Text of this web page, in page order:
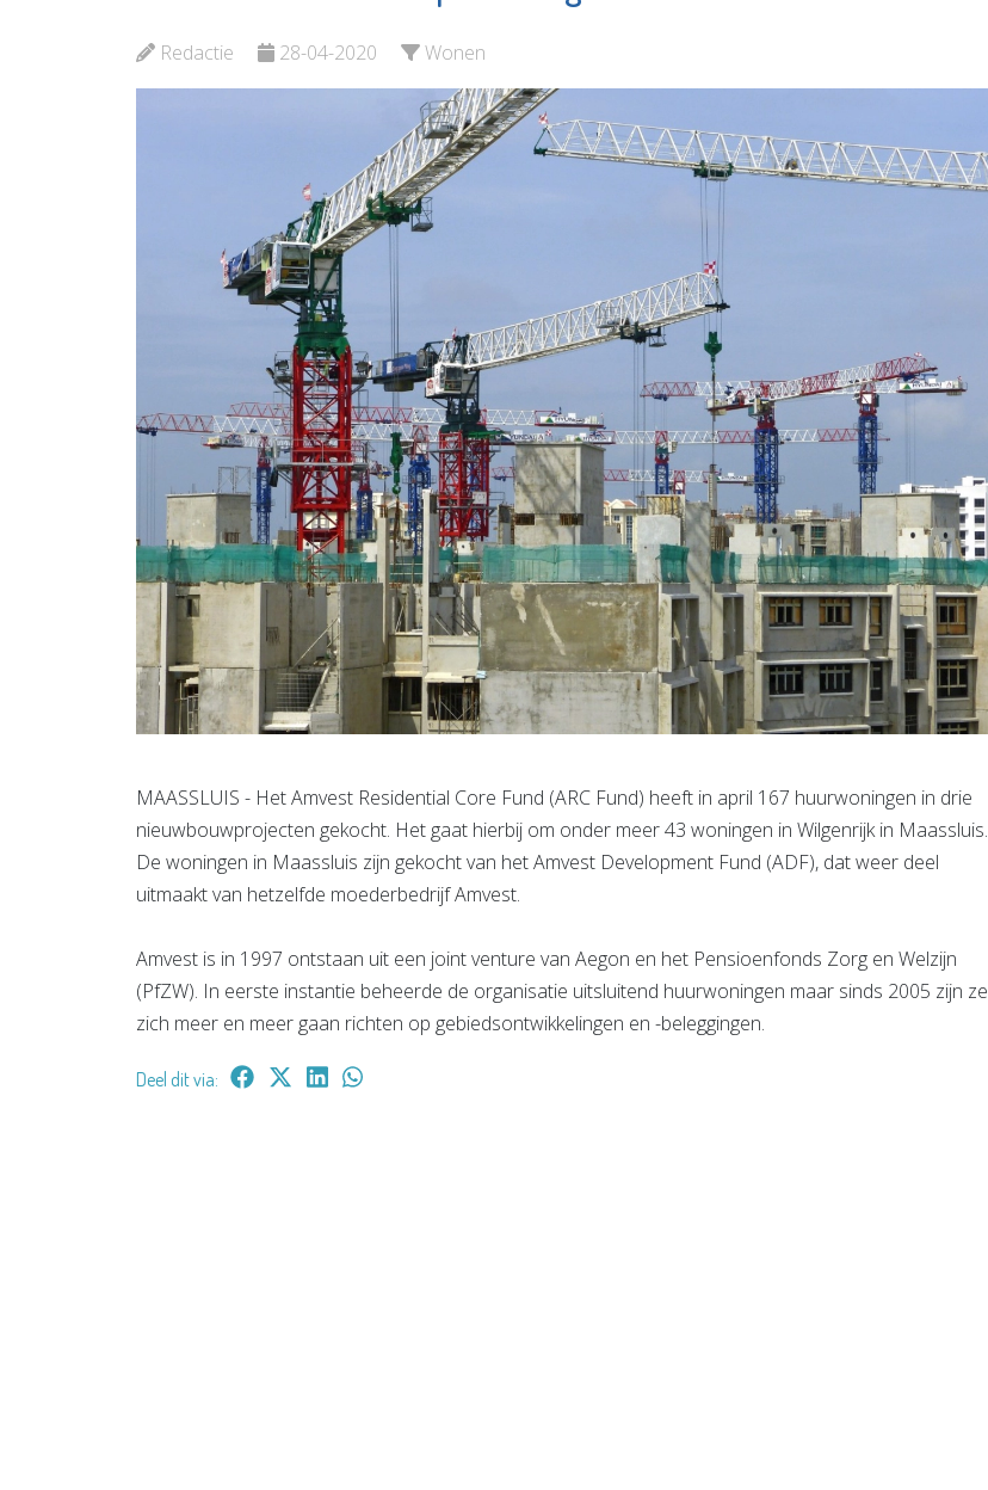
Redactie 28-04-2020 Wonen
MAASSLUIS - Het Amvest Residential Core Fund (ARC Fund) heeft in april 167 huurwoningen in drie
nieuwbouwprojecten gekocht. Het gaat hierbij om onder meer 43 woningen in Wilgenrijk in Maassluis.
De woningen in Maassluis zijn gekocht van het Amvest Development Fund (ADF), dat weer deel
uitmaakt van hetzelfde moederbedrijf Amvest.
Amvest is in 1997 ontstaan uit een joint venture van Aegon en het Pensioenfonds Zorg en Welzijn
(PfZW). In eerste instantie beheerde de organisatie uitsluitend huurwoningen maar sinds 2005 zijn ze
zich meer en meer gaan richten op gebiedsontwikkelingen en -beleggingen.
Deel dit via:
Bekijk de pagina